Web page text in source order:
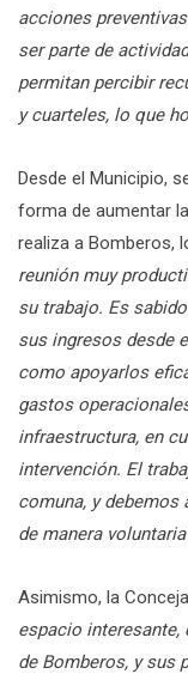
acciones
ser parte de
permitan percibir
y cuarteles, lo que
Desde el Municipio,
forma de aumentar
realiza a Bomberos,
reunión muy
su trabajo. Es
sus ingresos desde
como apoyarlos
gastos
infraestructura, en
intervención. El
comuna, y debemos
de manera
Asimismo, la
espacio
de Bomberos, y sus